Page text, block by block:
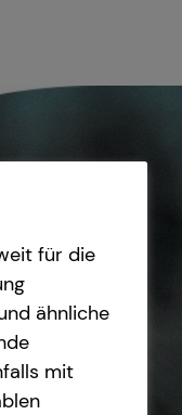
für die
ähnliche
mit